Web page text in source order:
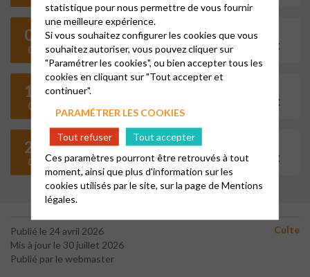
09
08
11h00
CULTE AU TEMPLE PROTESTANT DE SOULAC
16
08
11h00
CULTE AU TEMPLE PROTESTANT DE SOULAC
23
08
11h00
CULTE AU TEMPLE PROTESTANT DE SOULAC
Publié le 24 avril 2026
Mis à jour le 30 juillet 2026
Publié par le webmaster
Culte
statistique pour nous permettre de vous fournir
une meilleure expérience.
Si vous souhaitez configurer les cookies que vous
souhaitez autoriser, vous pouvez cliquer sur
"Paramétrer les cookies", ou bien accepter tous les
cookies en cliquant sur "Tout accepter et
continuer".
PARAMÉTRER LES COOKIES
Tout refuser
Tout accepter
Ces paramètres pourront être retrouvés à tout
moment, ainsi que plus d'information sur les
cookies utilisés par le site, sur la page deMentions
légales.